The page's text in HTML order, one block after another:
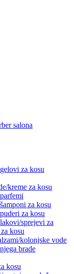
salona
za kosu
kreme za kosu
za kosu
za kosu
sprejevi za
kosu
kolonjske vode
brade
kosu